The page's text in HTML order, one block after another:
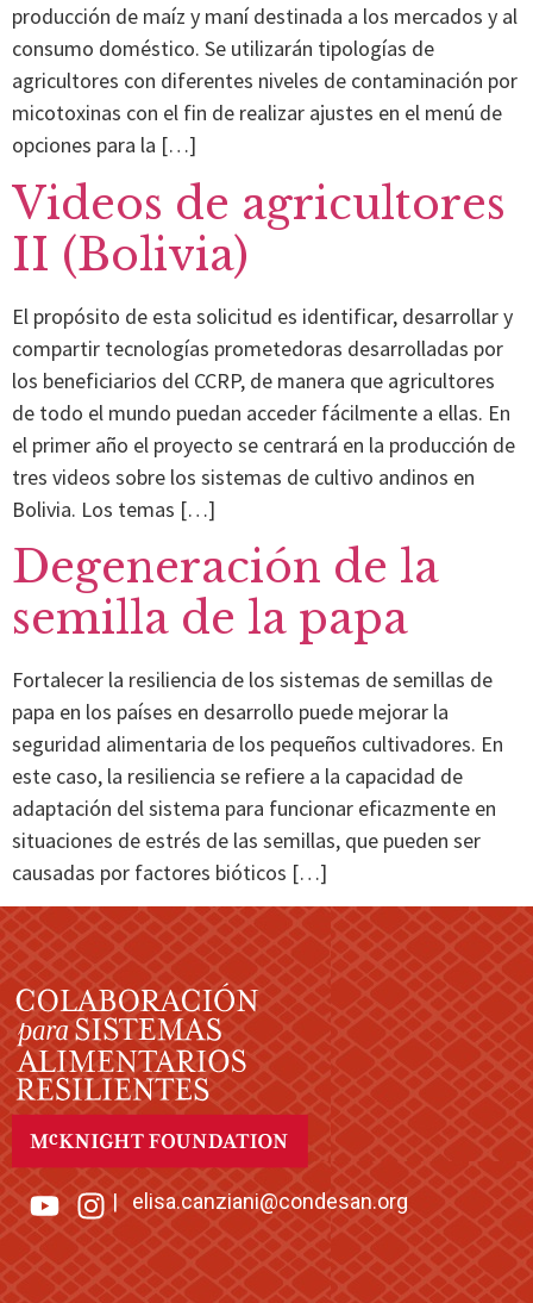
producción de maíz y maní destinada a los mercados y al
consumo doméstico. Se utilizarán tipologías de
agricultores con diferentes niveles de contaminación por
micotoxinas con el fin de realizar ajustes en el menú de
opciones para la […]
Videos de agricultores
II (Bolivia)
El propósito de esta solicitud es identificar, desarrollar y
compartir tecnologías prometedoras desarrolladas por
los beneficiarios del CCRP, de manera que agricultores
de todo el mundo puedan acceder fácilmente a ellas. En
el primer año el proyecto se centrará en la producción de
tres videos sobre los sistemas de cultivo andinos en
Bolivia. Los temas […]
Degeneración de la
semilla de la papa
Fortalecer la resiliencia de los sistemas de semillas de
papa en los países en desarrollo puede mejorar la
seguridad alimentaria de los pequeños cultivadores. En
este caso, la resiliencia se refiere a la capacidad de
adaptación del sistema para funcionar eficazmente en
situaciones de estrés de las semillas, que pueden ser
causadas por factores bióticos […]
|elisa.canziani@condesan.org